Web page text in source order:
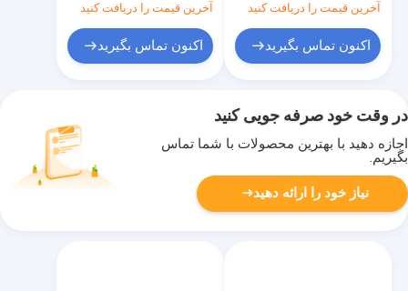
آخرین قیمت را دریافت کنید
اکنون تماس بگیرید
آخرین قیمت را دریافت کنید
اکنون تماس بگیرید
در وقت خود صرفه جویی کنید
اجازه دهید با بهترین محصولات با شما تماس
بگیریم.
نیاز خود را ارائه دهید